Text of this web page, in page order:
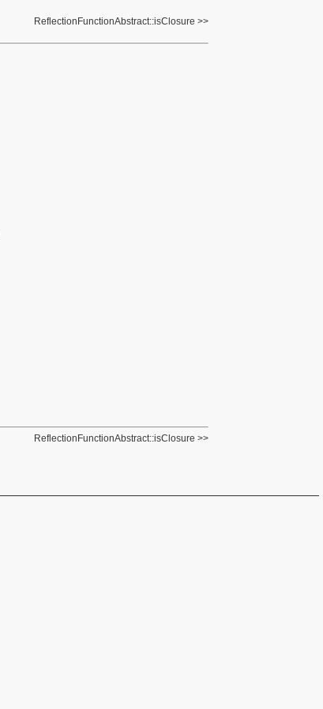
ReflectionFunctionAbstract::isClosure
ReflectionFunctionAbstract::isClosure